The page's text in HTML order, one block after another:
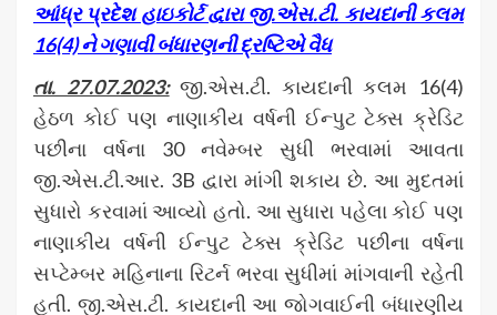
આંધ્ર પ્રદેશ હાઇકોર્ટ દ્વારા જી.એસ.ટી. કાયદાની કલમ
16(4) ને ગણાવી બંધારણની દ્રષ્ટિએ વૈધ
તા. 27.07.2023:જી.એસ.ટી. કાયદાની કલમ 16(4)
હેઠળ કોઈ પણ નાણાકીય વર્ષની ઈન્પુટ ટેક્સ ક્રેડિટ
પછીના વર્ષના 30 નવેમ્બર સુધી ભરવામાં આવતા
જી.એસ.ટી.આર. 3B દ્વારા માંગી શકાય છે. આ મુદતમાં
સુધારો કરવામાં આવ્યો હતો. આ સુધારા પહેલા કોઈ પણ
નાણાકીય વર્ષની ઈન્પુટ ટેક્સ ક્રેડિટ પછીના વર્ષના
સપ્ટેમ્બર મહિનાના રિટર્ન ભરવા સુધીમાં માંગવાની રહેતી
હતી. જી.એસ.ટી. કાયદાની આ જોગવાઈની બંધારણીય